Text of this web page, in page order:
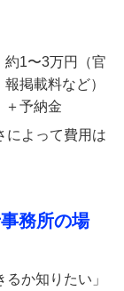
約1〜3万円（官
報掲載料など）
＋予納金
によって費用は
務所の場
か知りたい」